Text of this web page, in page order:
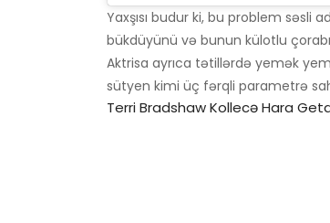
Yaxşısı budur ki, bu problem
bükdüyünü və bunun külotlu
Aktrisa ayrıca tətillərdə yemək
sütyen kimi üç fərqli parametrə
Terri Bradshaw Kollecə Hara